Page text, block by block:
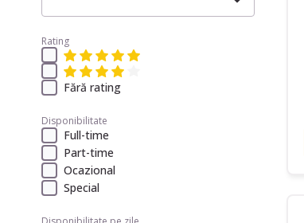
Rating
Fără rating
Disponibilitate
Full-time
Part-time
Ocazional
Special